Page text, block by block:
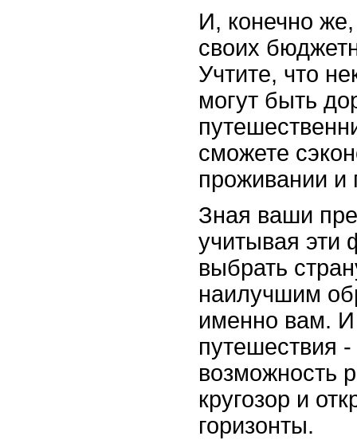
И, конечно
своих
Учтите, что
могут быть
сможете
проживании и
Зная ваши
учитывая эти
выбрать
наилучшим
именно вам.
путешествия
возможность
кругозор и
горизонты.